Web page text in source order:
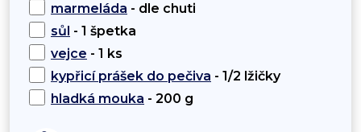
marmeláda - dle chuti
sůl - 1 špetka
vejce - 1 ks
kypřicí prášek do pečiva - 1/2 lžičky
hladká mouka - 200 g